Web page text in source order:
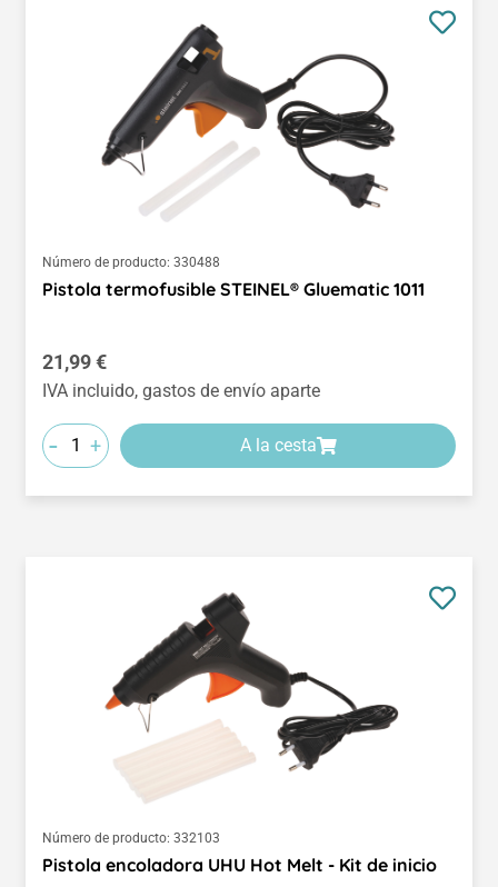
Número de producto: 330488
Pistola termofusible STEINEL® Gluematic 1011
Precio normal:
21,99 €
IVA incluido, gastos de envío aparte
- + A la cesta
Número de producto: 332103
Pistola encoladora UHU Hot Melt - Kit de inicio